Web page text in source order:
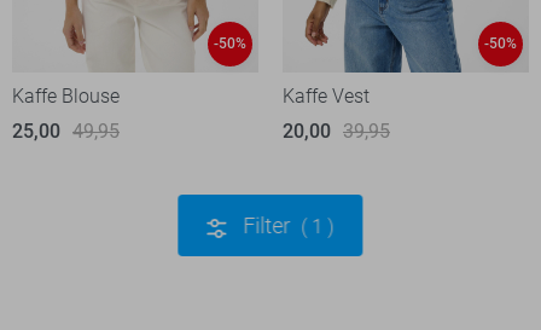
-50%
Kaffe Blouse
25,00 49,95
-50%
Kaffe Vest
20,00 39,95
Filter 1